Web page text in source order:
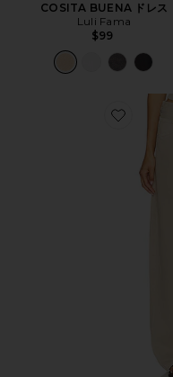
COSITA BUENA ドレス
Luli Fama
$99
Favorite